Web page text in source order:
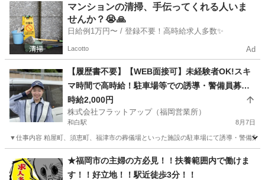
福岡 福岡市 軽作業 ライン
マンションの清掃、手伝ってくれる人いま
せんか？😭🙏
日給例1万円〜 / 登録不要！高時給求人多数✨
Lacotto Ad
【履歴書不要】【WEB面接可】未経験者OK!スキ
マ時間で高時給！駐車場等での誘導・警備員募
集！
時給2,000円
株式会社フラットアップ（福岡営業所）
和白駅 8月7日
▼仕事内容 粕屋町、須恵町、福津市の葬儀場といった施設の駐車場にて誘導・警備業
和白駅 警備員 時給
★福岡市の主婦の方必見！！扶養範囲内で働けま
す！！好立地！！駅近徒歩3分！！